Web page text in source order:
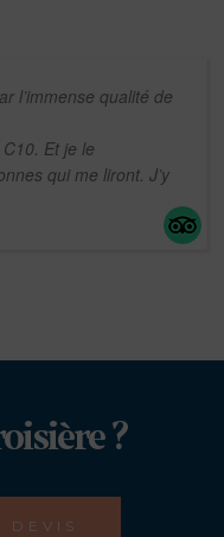
l’immense qualité de
Et je le
qui me liront. J’y
?
DEVIS